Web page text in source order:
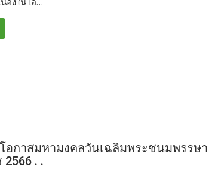
กาสมหามงคลวันเฉลิมพระชนมพรรษา
. .